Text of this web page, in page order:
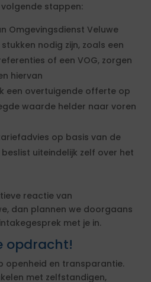
stappen:
Omgevingsdienst Veluwe
nodig zijn, zoals een
of een VOG, zorgen
hiervan
een overtuigende offerte op
waarde helder naar voren
op basis van de
uiteindelijk zelf over het
reactie van
dan plannen we doorgaans
met je in.
opdracht!
openheid en transparantie.
met zelfstandigen,